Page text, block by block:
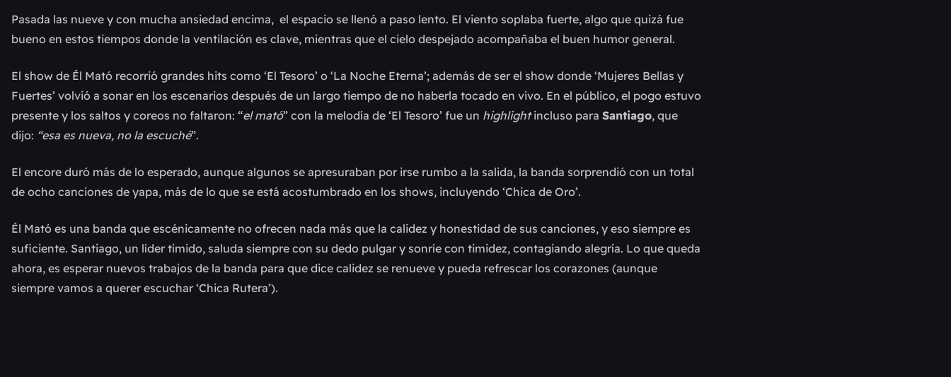
Pasada las nueve y con mucha ansiedad encima, el espacio se llenó a paso lento. El viento soplaba fuerte, algo que quizá fue
bueno en estos tiempos donde la ventilación es clave, mientras que el cielo despejado acompañaba el buen humor general.
El show de Él Mató recorrió grandes hits como ‘El Tesoro’ o ‘La Noche Eterna’; además de ser el show donde ‘Mujeres Bellas y
Fuertes’ volvió a sonar en los escenarios después de un largo tiempo de no haberla tocado en vivo. En el público, el pogo estuvo
presente y los saltos y coreos no faltaron: “el mató” con la melodía de ‘El Tesoro’ fue un highlightincluso para Santiago, que
dijo: “esa es nueva, no la escuché”.
El encore duró más de lo esperado, aunque algunos se apresuraban por irse rumbo a la salida, la banda sorprendió con un total
de ocho canciones de yapa, más de lo que se está acostumbrado en los shows, incluyendo ‘Chica de Oro’.
Él Mató es una banda que escénicamente no ofrecen nada más que la calidez y honestidad de sus canciones, y eso siempre es
suficiente. Santiago, un líder tímido, saluda siempre con su dedo pulgar y sonríe con timidez, contagiando alegría. Lo que queda
ahora, es esperar nuevos trabajos de la banda para que dice calidez se renueve y pueda refrescar los corazones (aunque
siempre vamos a querer escuchar ‘Chica Rutera’).